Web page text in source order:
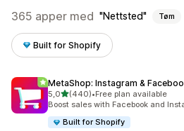
365 apper med Nettsted Tøm
Built for Shopify
MetaShop: Instagram &
5,0av 5 stjerner
(440)
Totalt 440 omtaler
•Free plan available
Boost sales with Facebook and
Built for Shopify